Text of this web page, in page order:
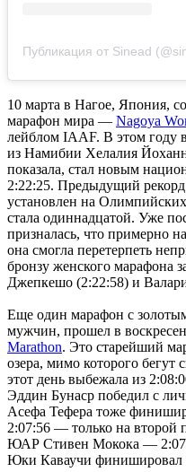
Публикация от Sinead
10 марта в Нагое, Япония,
марафон мира — Nagoya
лейблом IAAF. В этом году
из Намибии Хелалия
показала, стал новым
2:22:25. Предыдущий
установлен на
стала одиннадцатой. Уже
призналась, что примерно
она смогла перетерпеть
бронзу женского марафона
Джепкешо (2:22:58) и
Еще один марафон с
мужчин, прошел в
Marathon. Это старейший
озера, мимо которого бегут
этот день выбежала из
Эддин Бунаср победил с
Асефа Тефера тоже
2:07:56 — только на второй
ЮАР Стивен Мокока —
Юки Каваучи